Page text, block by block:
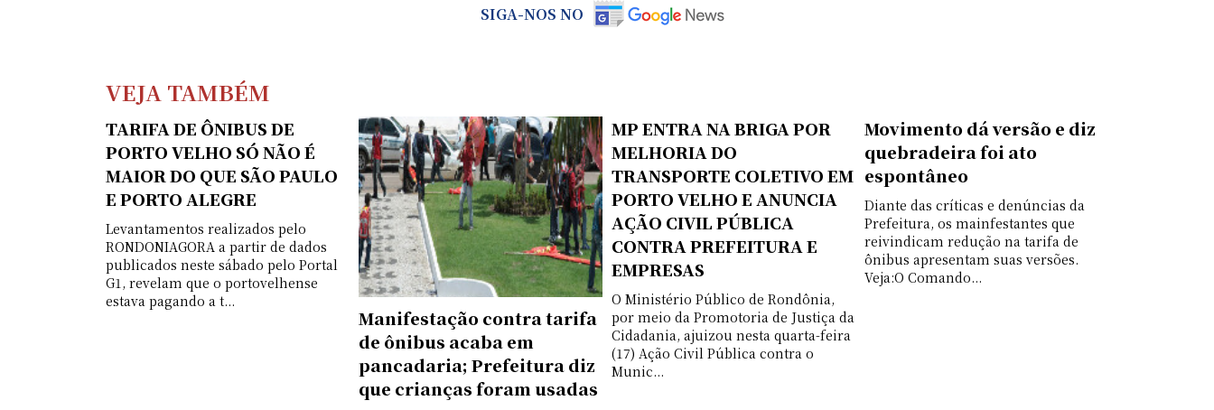
SIGA-NOS NO
VEJA TAMBÉM
TARIFA DE ÔNIBUS DE
PORTO VELHO SÓ NÃO É
MAIOR DO QUE SÃO PAULO
E PORTO ALEGRE
Levantamentos realizados pelo
RONDONIAGORA a partir de dados
publicados neste sábado pelo Portal
G1, revelam que o portovelhense
estava pagando a t...
Manifestação contra tarifa
de ônibus acaba em
pancadaria; Prefeitura diz
que crianças foram usadas
MP ENTRA NA BRIGA POR
MELHORIA DO
TRANSPORTE COLETIVO EM
PORTO VELHO E ANUNCIA
AÇÃO CIVIL PÚBLICA
CONTRA PREFEITURA E
EMPRESAS
O Ministério Público de Rondônia,
por meio da Promotoria de Justiça da
Cidadania, ajuizou nesta quarta-feira
(17) Ação Civil Pública contra o
Munic...
Movimento dá versão e diz
quebradeira foi ato
espontâneo
Diante das críticas e denúncias da
Prefeitura, os mainfestantes que
reivindicam redução na tarifa de
ônibus apresentam suas versões.
Veja:O Comando...